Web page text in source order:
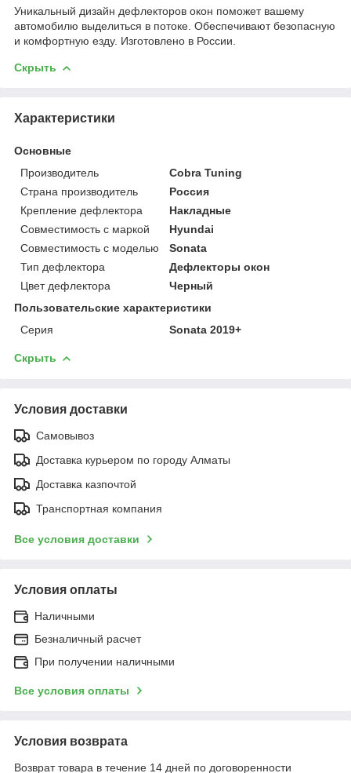
Уникальный дизайн дефлекторов окон поможет вашему
автомобилю выделиться в потоке. Обеспечивают безопасную
и комфортную езду. Изготовлено в России.
Скрыть
Характеристики
Основные
Производитель
Cobra Tuning
Страна производитель
Россия
Крепление дефлектора
Накладные
Совместимость с маркой
Hyundai
Совместимость с моделью
Sonata
Тип дефлектора
Дефлекторы окон
Цвет дефлектора
Черный
Пользовательские характеристики
Серия
Sonata 2019+
Скрыть
Условия доставки
Самовывоз
Доставка курьером по городу Алматы
Доставка казпочтой
Транспортная компания
Все условия доставки
Условия оплаты
Наличными
Безналичный расчет
При получении наличными
Все условия оплаты
Условия возврата
Возврат товара в течение 14 дней по договоренности